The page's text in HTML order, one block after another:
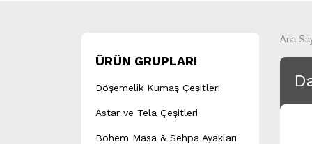
ÜRÜN GRUPLARI
Döşemelik Kumaş Çeşitleri
Astar ve Tela Çeşitleri
Bohem Masa & Sehpa Ayakları
Ana